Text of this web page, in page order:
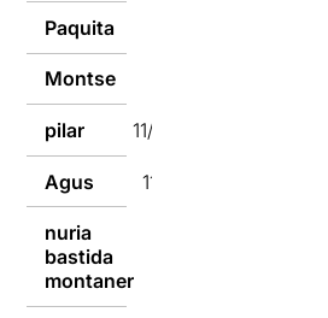
Paquita
Montse
pilar 11/01/2017
Agus 11/01/2017
nuria
bastida
montaner